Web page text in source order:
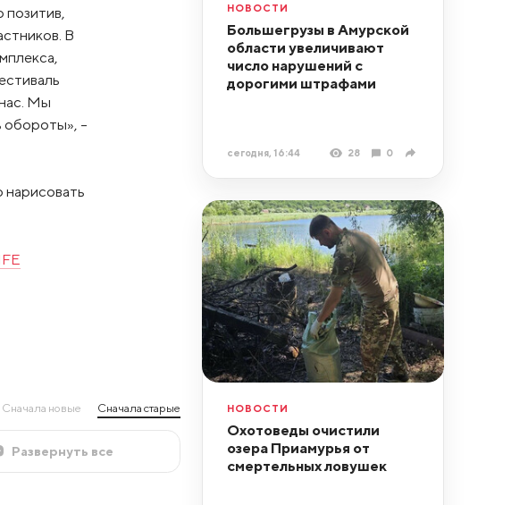
В
Мы
обороты», –
Сначала новые Сначала старые
Развернуть все
НОВОСТИ
Большегрузы в Амурской
области увеличивают
число нарушений с
дорогими штрафами
сегодня, 16:44 28 0
НОВОСТИ
Охотоведы очистили
озера Приамурья от
смертельных ловушек